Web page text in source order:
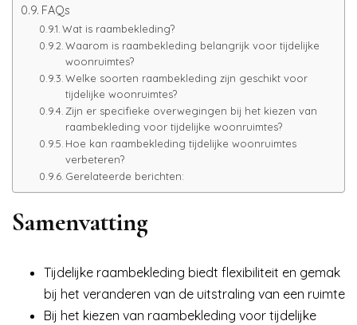
FAQs
Wat is raambekleding?
Waarom is raambekleding belangrijk voor tijdelijke
woonruimtes?
Welke soorten raambekleding zijn geschikt voor
tijdelijke woonruimtes?
Zijn er specifieke overwegingen bij het kiezen van
raambekleding voor tijdelijke woonruimtes?
Hoe kan raambekleding tijdelijke woonruimtes
verbeteren?
Gerelateerde berichten:
Samenvatting
Tijdelijke raambekleding biedt flexibiliteit en gemak
bij het veranderen van de uitstraling van een ruimte
Bij het kiezen van raambekleding voor tijdelijke